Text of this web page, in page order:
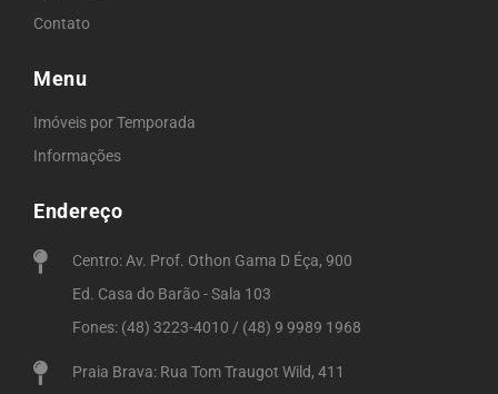
Contato
Menu
Imóveis por Temporada
Informações
Endereço
Centro: Av. Prof. Othon Gama D Éça, 900
Ed. Casa do Barão - Sala 103
Fones: (48) 3223-4010 / (48) 9 9989 1968
Praia Brava: Rua Tom Traugot Wild, 411